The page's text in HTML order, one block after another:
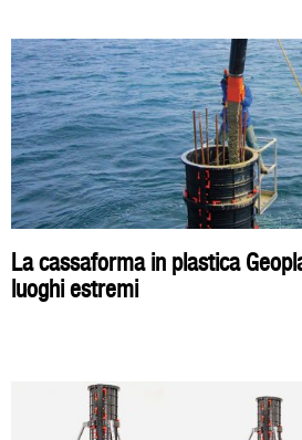
La cassaforma in plastica
luoghi estremi